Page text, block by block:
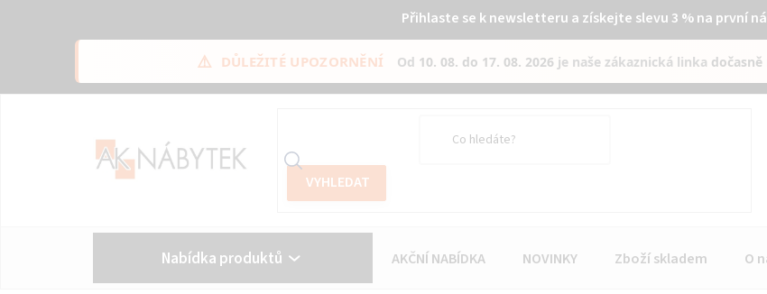
Přihlaste se k newsletteru a získejte slevu 3 % na první
⚠️ DŮLEŽITÉ UPOZORNĚNÍ Od 10. 08. do 17. 08. 2026 je naše zákaznická linka
Nabídka produktů AKČNÍ NABÍDKA NOVINKY Zboží skladem O